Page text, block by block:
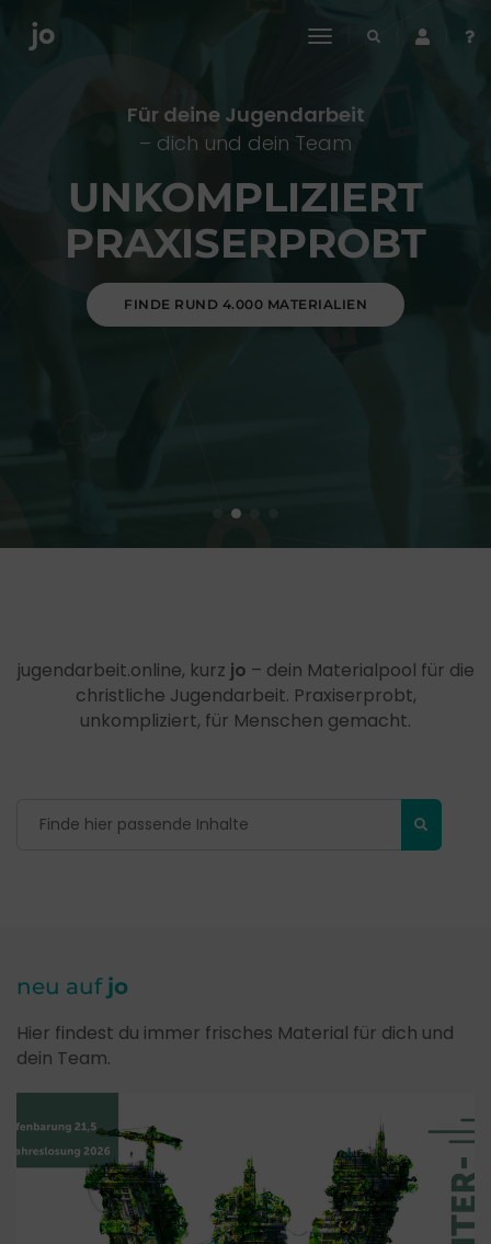
toggle
Für deine Jugendarbeit
– dich und dein Team
UNKOMPLIZIERT
PRAXISERPROBT
FINDE RUND 4.000 MATERIALIEN
jugendarbeit.online, kurz jo – dein Materialpool für die
christliche Jugendarbeit. Praxiserprobt,
unkompliziert, für Menschen gemacht.
neu auf jo
Hier findest du immer frisches Material für dich und
dein Team.